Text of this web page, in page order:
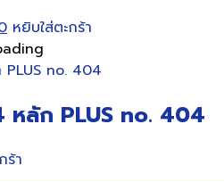
Current
price
is:
หยิบใส่ตะกร้า
หลัก PLUS no. 404
ร้า